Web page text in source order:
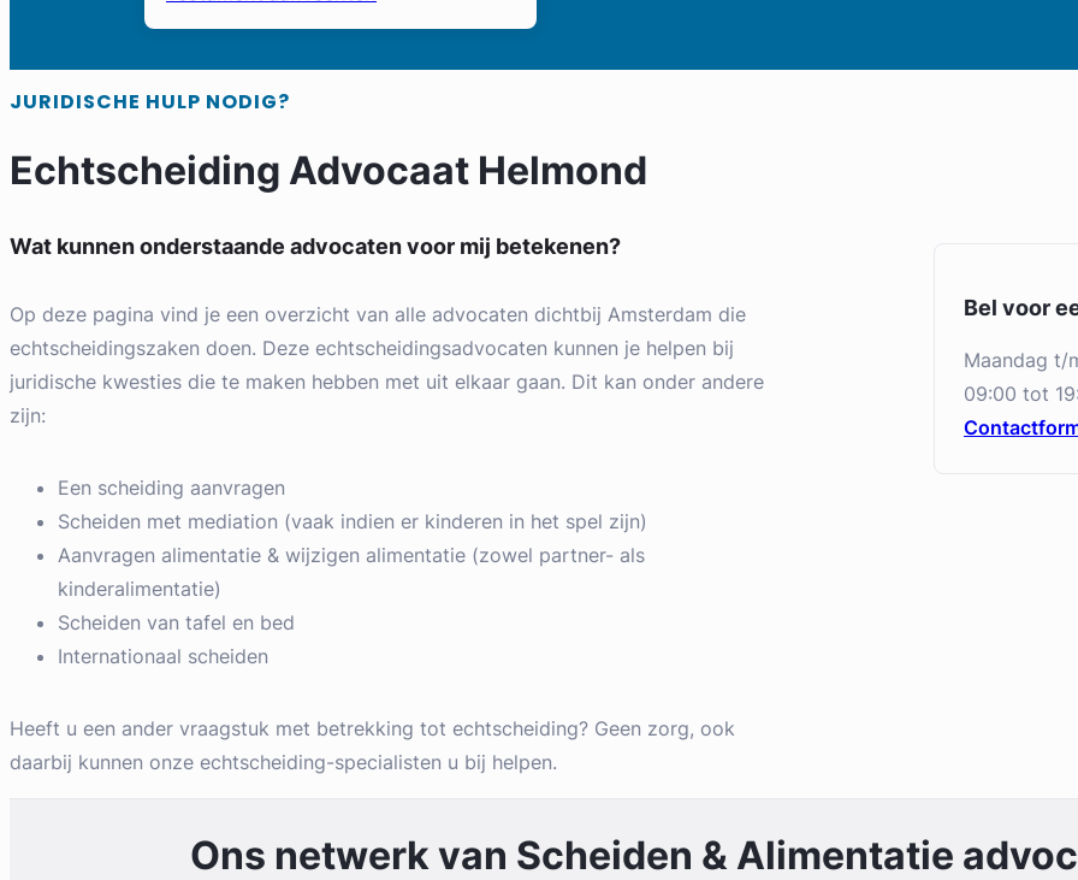
JURIDISCHE HULP NODIG?
Echtscheiding Advocaat Helmond
Wat kunnen onderstaande advocaten voor mij betekenen?
Op deze pagina vind je een overzicht van alle advocaten dichtbij Amsterdam die
echtscheidingszaken doen. Deze echtscheidingsadvocaten kunnen je helpen bij
juridische kwesties die te maken hebben met uit elkaar gaan. Dit kan onder andere
zijn:
Een scheiding aanvragen
Scheiden met mediation (vaak indien er kinderen in het spel zijn)
Aanvragen alimentatie & wijzigen alimentatie (zowel partner- als
kinderalimentatie)
Scheiden van tafel en bed
Internationaal scheiden
Heeft u een ander vraagstuk met betrekking tot echtscheiding? Geen zorg, ook
daarbij kunnen onze echtscheiding-specialisten u bij helpen.
Bel voor
maandag
09:00 tot
Ons netwerk van Scheiden & Alimentatie